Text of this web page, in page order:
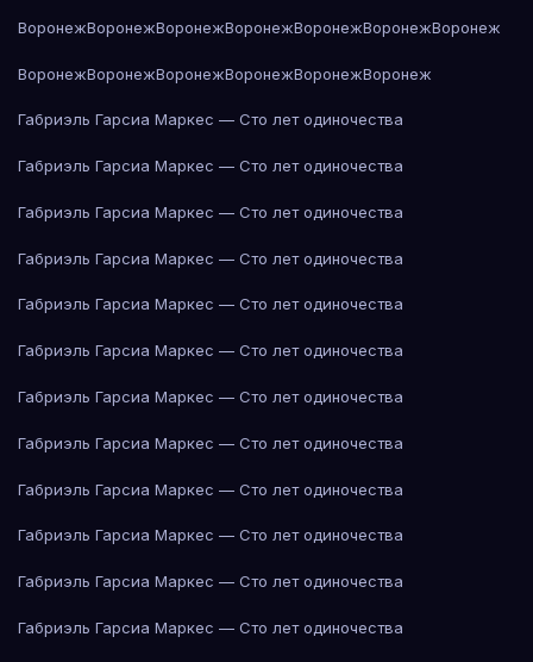
ВоронежВоронежВоронежВоронежВоронежВоронежВоронеж
ВоронежВоронежВоронежВоронежВоронежВоронеж
Габриэль Гарсиа Маркес — Сто лет одиночества
Габриэль Гарсиа Маркес — Сто лет одиночества
Габриэль Гарсиа Маркес — Сто лет одиночества
Габриэль Гарсиа Маркес — Сто лет одиночества
Габриэль Гарсиа Маркес — Сто лет одиночества
Габриэль Гарсиа Маркес — Сто лет одиночества
Габриэль Гарсиа Маркес — Сто лет одиночества
Габриэль Гарсиа Маркес — Сто лет одиночества
Габриэль Гарсиа Маркес — Сто лет одиночества
Габриэль Гарсиа Маркес — Сто лет одиночества
Габриэль Гарсиа Маркес — Сто лет одиночества
Габриэль Гарсиа Маркес — Сто лет одиночества